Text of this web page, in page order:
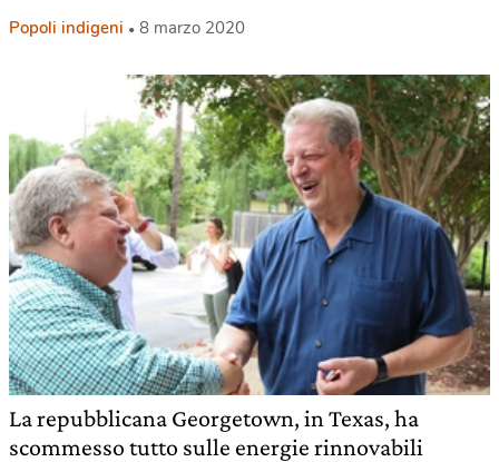
Popoli indigeni 8 marzo 2020
La repubblicana Georgetown, in Texas, ha
scommesso tutto sulle energie rinnovabili